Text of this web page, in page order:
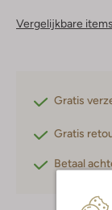
Vergelijkbare items
Gratis
Gratis
Betaal